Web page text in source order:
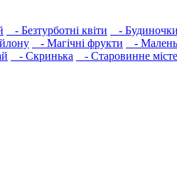
- Безтурботні квіти - Будиночки
- Магічні фрукти -
- Скринька - Старовинне